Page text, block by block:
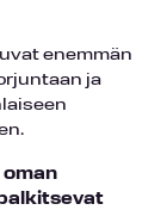
enemmän
ja